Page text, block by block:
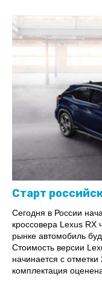
Старт
Сегодня в России
кроссовера Lexus RX
рынке автомобиль
Стоимость версии
начинается с
комплектация